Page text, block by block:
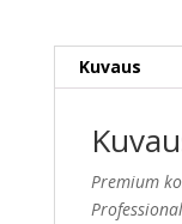
Kuvaus
Premium